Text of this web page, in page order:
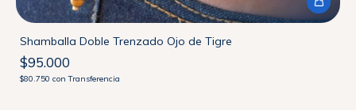
Shamballa Doble Trenzado Ojo de Tigre
$95.000
$80.750 con Transferencia